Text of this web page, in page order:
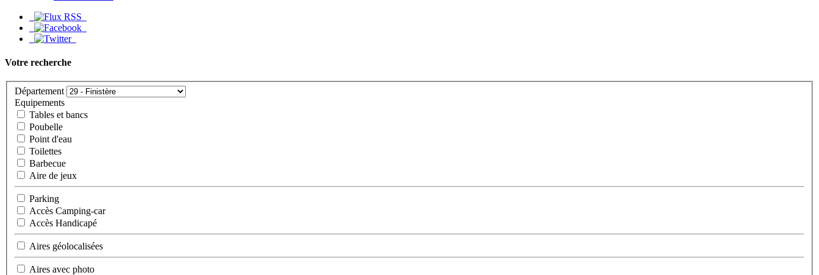
Votre recherche
Département
Equipements
Tables et bancs
Poubelle
Point d'eau
Toilettes
Barbecue
Aire de jeux
Parking
Accès Camping-car
Accès Handicapé
Aires géolocalisées
Aires avec photo